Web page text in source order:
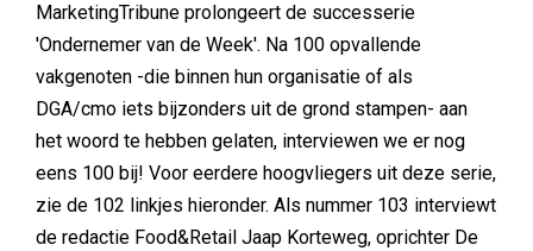
MarketingTribune prolongeert de successerie
'Ondernemer van de Week'. Na 100 opvallende
vakgenoten -die binnen hun organisatie of als
DGA/cmo iets bijzonders uit de grond stampen- aan
het woord te hebben gelaten, interviewen we er nog
eens 100 bij! Voor eerdere hoogvliegers uit deze serie,
zie de 102 linkjes hieronder. Als nummer 103 interviewt
de redactie Food&Retail Jaap Korteweg, oprichter De